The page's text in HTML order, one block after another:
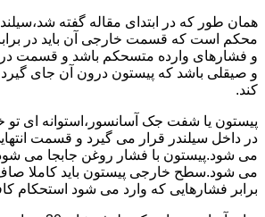
همان طور که در ابتدای مقاله گفته
محکم است که قسمت خارجی آن باید در
و فشارهای وارده متسحکم باشد و قسمت
و صیقلی باشد که پیستون درون آن جای
کند.
پیستون یا شفت جک آسانسور،استوانه ای تو
در داخل سیلندر قرار می گیرد و قسمت
می شود.پیستون با فشار روغن جابجا می
می شود.سطح خارجی پیستون باید کاملا
برابر فشارهایی که وارد می شود استحکام